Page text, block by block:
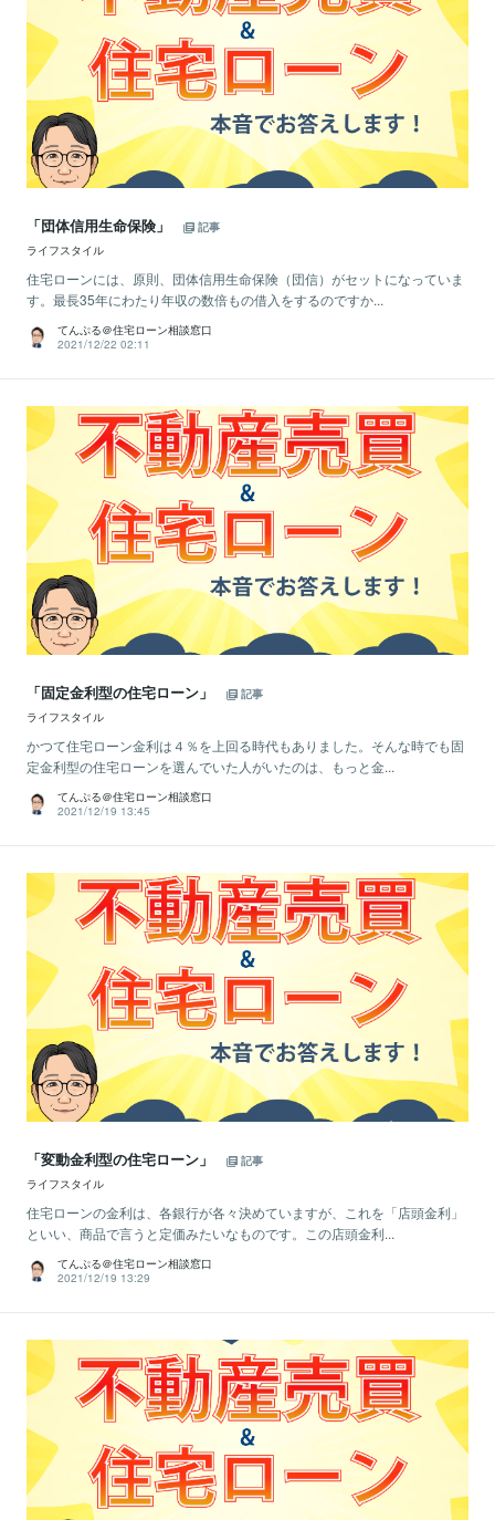
「団体信用生命保険」
記事
ライフスタイル
住宅ローンには、原則、団体信用生命保険（団信）がセットになっていま
す。最長35年にわたり年収の数倍もの借入をするのですか...
てんぷる＠住宅ローン相談窓口
2021/12/22 02:11
「固定金利型の住宅ローン」
記事
ライフスタイル
かつて住宅ローン金利は４％を上回る時代もありました。そんな時でも固
定金利型の住宅ローンを選んでいた人がいたのは、もっと金...
てんぷる＠住宅ローン相談窓口
2021/12/19 13:45
「変動金利型の住宅ローン」
記事
ライフスタイル
住宅ローンの金利は、各銀行が各々決めていますが、これを「店頭金利」
といい、商品で言うと定価みたいなものです。この店頭金利...
てんぷる＠住宅ローン相談窓口
2021/12/19 13:29